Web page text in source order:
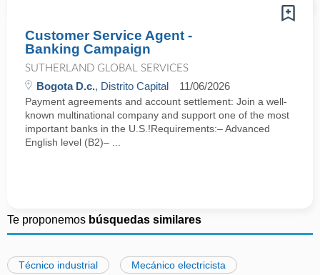
Customer Service Agent -
Banking Campaign
SUTHERLAND GLOBAL SERVICES
Bogota D.c., Distrito Capital 11/06/2026
Payment agreements and account settlement: Join a well-
known multinational company and support one of the most
important banks in the U.S.!Requirements:– Advanced
English level (B2)– ...
Te proponemos búsquedas similares
Técnico industrial Mecánico electricista